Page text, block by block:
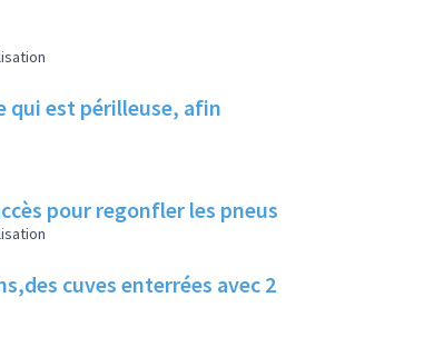
qui est périlleuse, afin
pour regonfler les pneus
cuves enterrées avec 2